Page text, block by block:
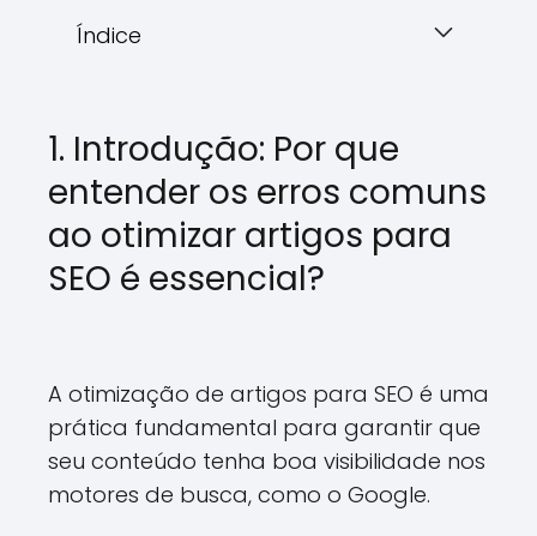
Índice
1. Introdução: Por que
entender os erros comuns
ao otimizar artigos para
SEO é essencial?
A otimização de artigos para SEO é uma
prática fundamental para garantir que
seu conteúdo tenha boa visibilidade nos
motores de busca, como o Google.